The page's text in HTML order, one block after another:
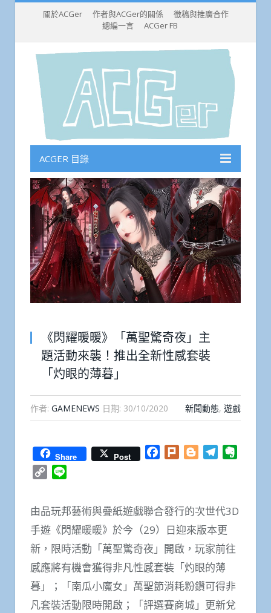
關於ACGer 作者與ACGer的關係
徵稿與推廣合作
總編一言
ACGer FB
ACGER 目錄
《閃耀暖暖》「萬聖驚奇夜」主
題活動來襲！推出全新性感套裝
「灼眼的薄暮」
作者: GAMENEWS 日期: 30/10/2020 新聞動態, 遊戲
Share Post Facebook
Plurk BloggerTelegram
Copy
由品玩邦藝術與疊紙遊戲聯合發行的次世代3D
手遊《閃耀暖暖》於今（29）日迎來版本更
新，限時活動「萬聖驚奇夜」開啟，玩家前往
感應將有機會獲得非凡性感套裝「灼眼的薄
暮」；「南瓜小魔女」萬聖節消耗粉鑽可得非
凡套裝活動限時開啟；「評選賽商城」更新兌